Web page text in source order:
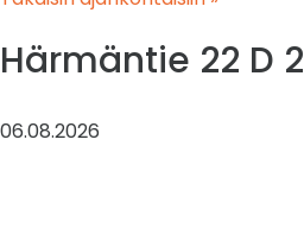
Härmäntie 22 D 2
06.08.2026